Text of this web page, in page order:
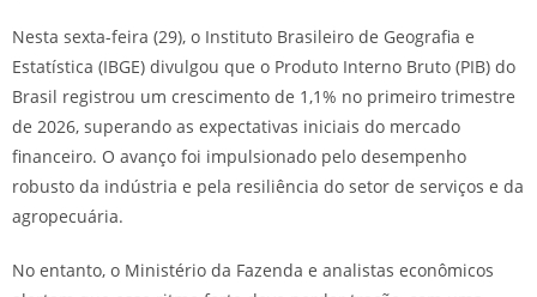
Nesta sexta-feira (29), o Instituto Brasileiro de Geografia e
Estatística (IBGE) divulgou que o Produto Interno Bruto (PIB) do
Brasil registrou um crescimento de 1,1% no primeiro trimestre
de 2026, superando as expectativas iniciais do mercado
financeiro. O avanço foi impulsionado pelo desempenho
robusto da indústria e pela resiliência do setor de serviços e da
agropecuária.
No entanto, o Ministério da Fazenda e analistas econômicos